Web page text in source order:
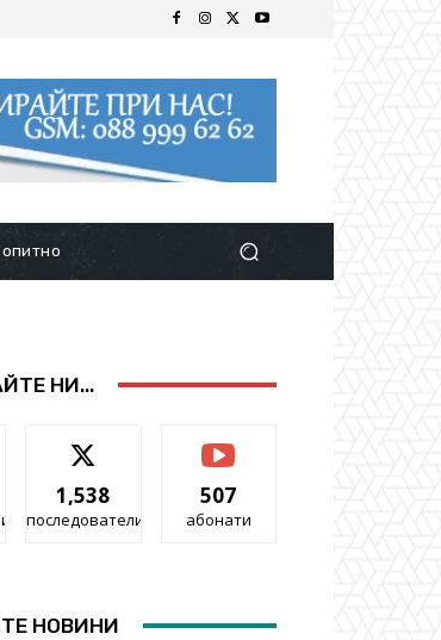
НИ...
1,538
последователи
507
абонати
НОВИНИ